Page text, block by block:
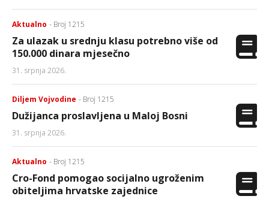
Aktualno - Broj 1215
Za ulazak u srednju klasu potrebno više od
150.000 dinara mjesečno
31. srpnja 2026.
Diljem Vojvodine - Broj 1215
Dužijanca proslavljena u Maloj Bosni
31. srpnja 2026.
Aktualno - Broj 1215
Cro-Fond pomogao socijalno ugroženim
obiteljima hrvatske zajednice